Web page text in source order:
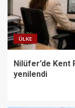
ÜLKE
Nilüfer’de Kent
yenilendi